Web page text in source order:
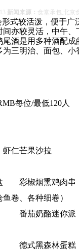
新闻来源： 食堂承包,北京
式较活泼，便于
亦较灵活，中午
酒是用多种酒配
三明治、面包、
每位/最低120人
虾仁芒果沙拉
彩椒烟熏鸡肉串
卷、各种细卷）
番茄奶酪迷你派
德式黑森林蛋糕